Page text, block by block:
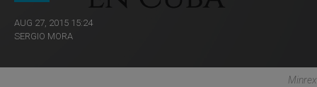
AUG 27, 2015 15:24
SERGIO MORA
Minrex